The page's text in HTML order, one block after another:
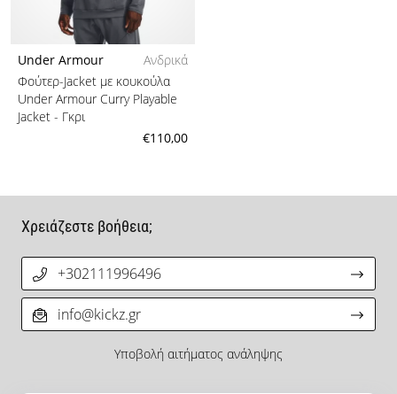
Under Armour
Ανδρικά
Φούτερ-Jacket με κουκούλα
Under Armour Curry Playable
Jacket - Γκρι
€110,00
Χρειάζεστε βοήθεια;
+302111996496
info@kickz.gr
Υποβολή αιτήματος ανάληψης